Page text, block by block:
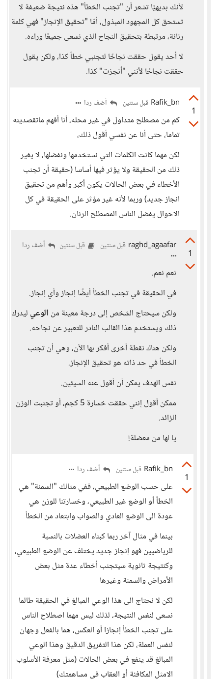
لأنك بديهيًا تشعر أن "تجنب الخطأ" هذه نتيجة ضعيفة لا
تستحق كل المجهود المبذول، أمّا "تحقيق الإنجاز" فهي كلمة
رنانة، مرتبطة بتحقيق النجاح الذي نسعى جميعًا وراءه.
لا أحد يقول حققت نجاحًا لتجنبي خطأ كذا، ولكن يقول
حققت نجاحًا لأنني "أنجزت" كذا.
1
Rafik_bn قبل سنتين أضف ردا
كم من مصطلح متداول في غير محله، أنا أفهم ماتقصدينه
تماما، حتى أنا عن نفسي أقول ذلك،
لكن مهما كانت الكلمات التي نستخدمها ونفضلها، لا يغير
ذلك من الحقيقة ولا يؤثر فيها أساسا (حقيقة أن تجنب
الأخطاء في بعض الحالات يكون أكبر وأهم من تحقيق
انجاز جديد) وربما لأنه غير مؤثر على الحقيقة في كل
الاحوال يفضل الناس المصطلح الرنان.
1
raghd_agaafar قبل سنتين قبل سنتين أضف ردا
نعم نعم.
في الحقيقة في تجنب الخطأ أيضًا إنجاز وأي إنجاز.
ولكن سيحتاج الشخص إلى درجة معينة من الوعي ليدرك
ذلك ويستخدم هذا القالب النادر للتعبير عن نجاحه.
ولكن هناك نقطة أخرى أفكر بها الآن، وهي أن تجنب
الخطأ في حد ذاته هو تحقيق الإنجاز.
نفس الهدف يمكن أن أقول عنه الشيئين.
ممكن أقول إنني حققت خسارة 5 كجم، أو تجنبت الوزن
الزائد.
يا لها من معضلة!
1
Rafik_bn قبل سنتين أضف ردا
على حسب الوضع الطبيعي، ففي مثالك "السمنة" هي
الخطأ أو الوضع غير الطبيعي، وخسارتنا للوزن هي
عودة الى الوضع العادي والصواب وابتعاد من الخطأ
بينما في مثال آخر ربما كبناء العضلات بالنسبة
للرياضيين فهو إنجاز جديد يختلف عن الوضع الطبيعي،
وكنتيجة ثانوية سيتجنب أخطاء عدة مثل بعض
الأمراض والسمنة وغيرها
لكن لا نحتاج الى هذا الوعي المبالغ في الحقيقة طالما
نسعى لنفس النتيجة، لذلك ليس مهما اصطلاح الناس
على تجنب الخطأ إنجازا أو العكس، هما بالفعل وجهان
لنفس العملة، لكن هذا التفريق الدقيق وهذا الوعي
المبالغ قد ينفع في بعض الحالات (مثل معرفة الأسلوب
الامثل المكافئة أو العقاب في مساهمتك)